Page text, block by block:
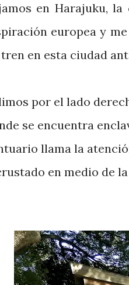
en Harajuku,
europea y
en esta ciudad
por el lado
se encuentra
llama la
en medio de